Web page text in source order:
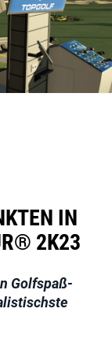
IN
2K23
Golfspaß-